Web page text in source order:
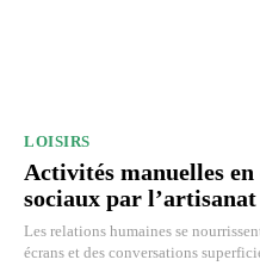
LOISIRS
Activités manuelles
sociaux par l’artisanat
Les relations humaines se
écrans et des conversations